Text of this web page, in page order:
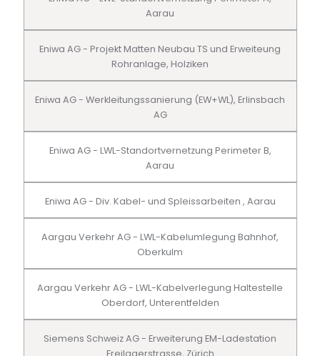
Aarau
Eniwa AG - Projekt Matten Neubau TS und Erweiteung
Rohranlage, Holziken
Eniwa AG - Werkleitungssanierung (EW+WL), Erlinsbach
AG
Eniwa AG - LWL-Standortvernetzung Perimeter B,
Aarau
Eniwa AG - Div. Kabel- und Spleissarbeiten , Aarau
Aargau Verkehr AG - LWL-Kabelumlegung Bahnhof,
Oberkulm
Aargau Verkehr AG - LWL-Kabelverlegung Haltestelle
Oberdorf, Unterentfelden
Siemens Schweiz AG - Erweiterung EM-Ladestation
Freilagerstrasse, Zürich